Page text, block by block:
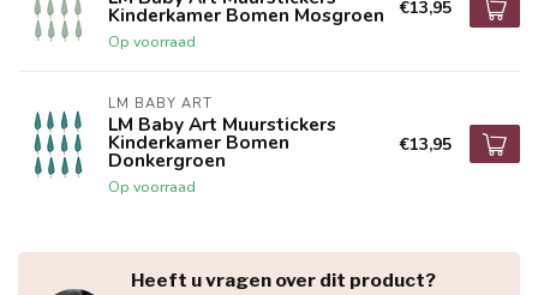
Kinderkamer Bomen Mosgroen
Op voorraad
€13,95
LM BABY ART
LM Baby Art Muurstickers
Kinderkamer Bomen
Donkergroen
Op voorraad
€13,95
Heeft u vragen over dit product?